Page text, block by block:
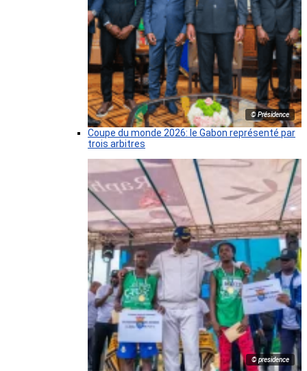
© Présidence
Coupe du monde 2026: le Gabon représenté par
trois arbitres
© presidence